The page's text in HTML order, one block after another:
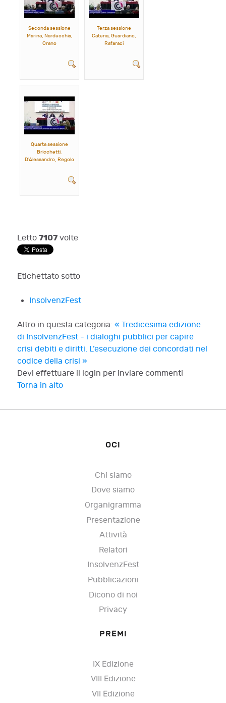
Seconda sessione
Marina, Nardecchia,
Orano
Terza sessione
Catena, Guardiano,
Rafaraci
Quarta sessione
Bricchetti,
D'Alessandro, Regolo
Letto 7107 volte
Etichettato sotto
InsolvenzFest
Altro in questa categoria: « Tredicesima edizione
di InsolvenzFest - i dialoghi pubblici per capire
crisi debiti e diritti. L’esecuzione dei concordati nel
codice della crisi »
Devi effettuare il login per inviare commenti
Torna in alto
OCI
Chi siamo
Dove siamo
Organigramma
Presentazione
Attività
Relatori
InsolvenzFest
Pubblicazioni
Dicono di noi
Privacy
PREMI
IX Edizione
VIII Edizione
VII Edizione